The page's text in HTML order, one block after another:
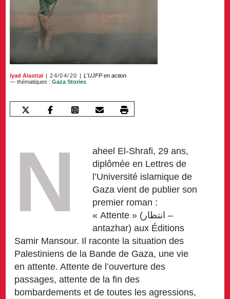
Iyad Alasttal 24/04/20
L'UJFP en action
— thématiques :Gaza Stories
N
aheel El-Shrafi, 29 ans,
diplômée en Lettres de
l’Université islamique de
Gaza vient de publier son
premier roman :
« Attente » (انتظار –
antazhar) aux Éditions
Samir Mansour. Il raconte la situation des
Palestiniens de la Bande de Gaza, une vie
en attente. Attente de l’ouverture des
passages, attente de la fin des
bombardements et de toutes les agressions,